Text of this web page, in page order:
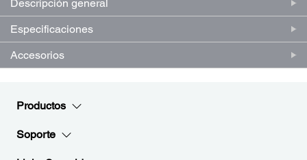
Descripción general
Especificaciones
Accesorios
Productos
Soporte